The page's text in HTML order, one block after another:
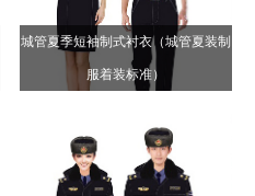
城管夏季短袖制式衬衣（城管夏装制
服着装标准）